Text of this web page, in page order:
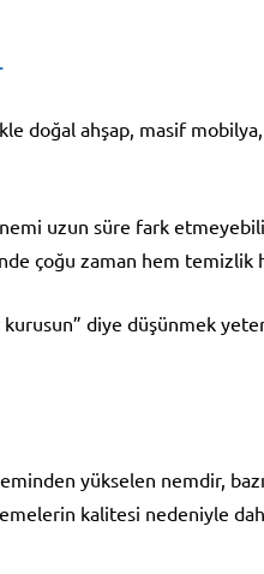
doğal ahşap, masif
uzun süre fark
çoğu zaman hem
diye düşünmek
yükselen nemdir,
kalitesi nedeniyle